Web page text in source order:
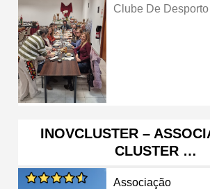
Clube De Desporto
INOVCLUSTER –
CLUSTER …
Associação